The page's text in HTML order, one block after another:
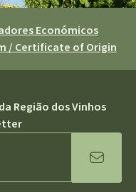
Económicos
/ Certificate of Origin
Região dos Vinhos